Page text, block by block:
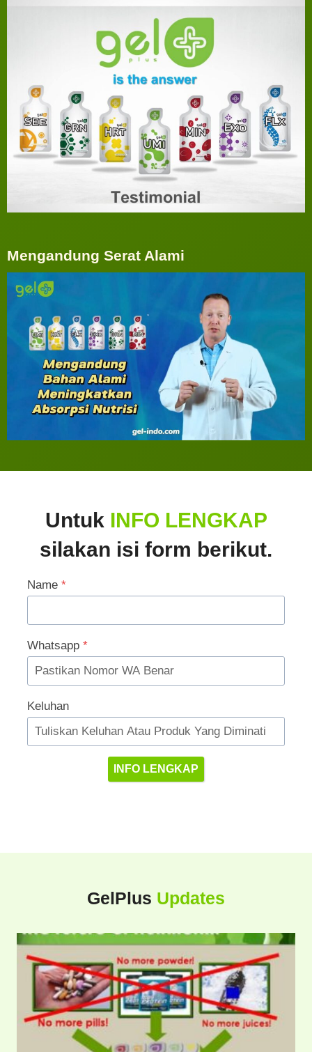
Mengandung Serat Alami
Untuk INFO LENGKAP
silakan isi form berikut.
Name *
Whatsapp *
Keluhan
INFO LENGKAP
GelPlus Updates